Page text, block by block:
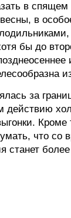
в
в
бы до
за
действию
что со
станет